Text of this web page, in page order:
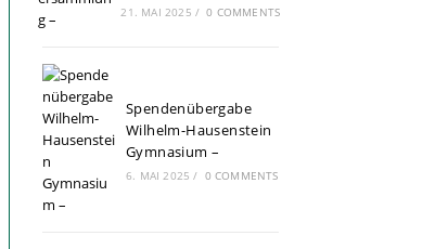
21. MAI 2025 / 0 COMMENTS
Spendenübergabe
Wilhelm-Hausenstein
Gymnasium –
6. MAI 2025 / 0 COMMENTS